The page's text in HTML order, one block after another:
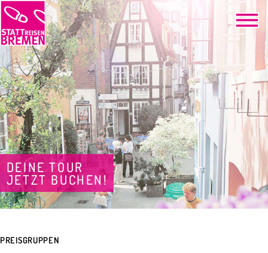
DEINE TOUR
JETZT BUCHEN!
PREISGRUPPEN